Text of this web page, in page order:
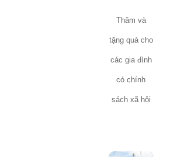
Thăm và
tặng quà cho
các gia đình
có chính
sách xã hội